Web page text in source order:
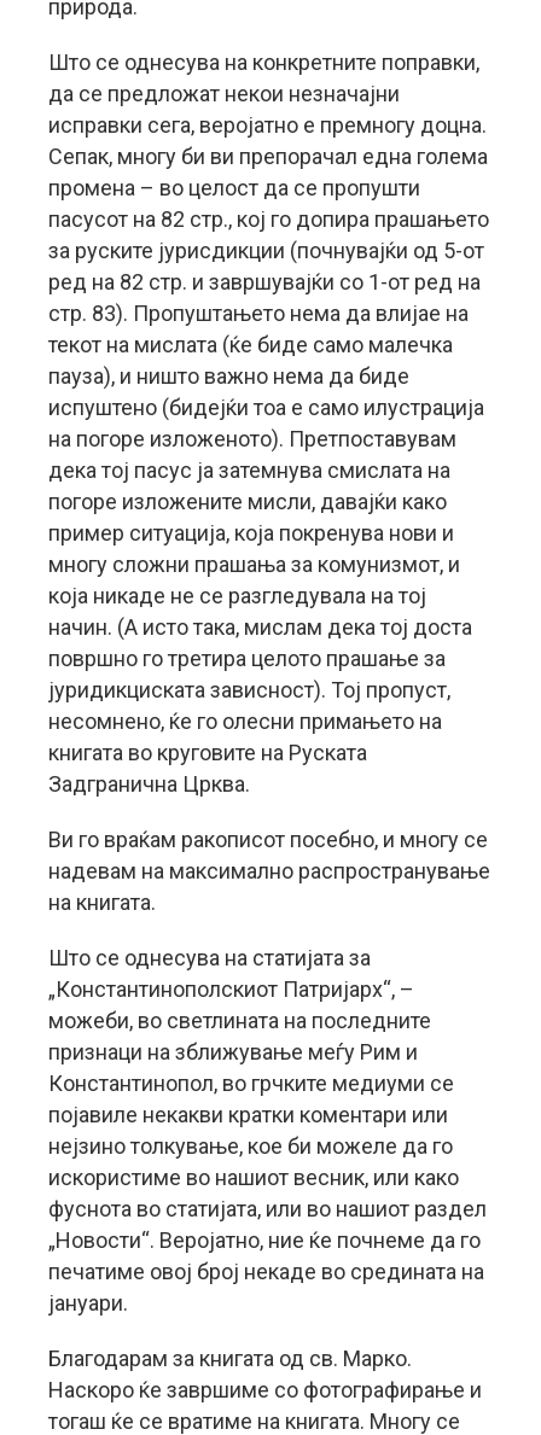
природа.
Што се однесува на конкретните поправки,
да се предложат некои незначајни
исправки сега, веројатно е премногу доцна.
Сепак, многу би ви препорачал една голема
промена – во целост да се пропушти
пасусот на 82 стр., кој го допира прашањето
за руските јурисдикции (почнувајќи од 5-от
ред на 82 стр. и завршувајќи со 1-от ред на
стр. 83). Пропуштањето нема да влијае на
текот на мислата (ќе биде само малечка
пауза), и ништо важно нема да биде
испуштено (бидејќи тоа е само илустрација
на погоре изложеното). Претпоставувам
дека тој пасус ја затемнува смислата на
погоре изложените мисли, давајќи како
пример ситуација, која покренува нови и
многу сложни прашања за комунизмот, и
која никаде не се разгледувала на тој
начин. (А исто така, мислам дека тој доста
површно го третира целото прашање за
јуридикциската зависност). Тој пропуст,
несомнено, ќе го олесни примањето на
книгата во круговите на Руската
Задгранична Црква.
Ви го враќам ракописот посебно, и многу се
надевам на максимално распространување
на книгата.
Што се однесува на статијата за
„Константинополскиот Патријарх“, –
можеби, во светлината на последните
признаци на зближување меѓу Рим и
Константинопол, во грчките медиуми се
појавиле некакви кратки коментари или
нејзино толкување, кое би можеле да го
искористиме во нашиот весник, или како
фуснота во статијата, или во нашиот раздел
„Новости“. Веројатно, ние ќе почнеме да го
печатиме овој број некаде во средината на
јануари.
Благодарам за книгата од св. Марко.
Наскоро ќе завршиме со фотографирање и
тогаш ќе се вратиме на книгата. Многу се